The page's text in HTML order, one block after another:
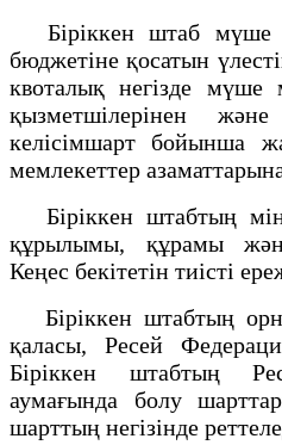
Біріккен штаб мүше
бюджетіне қосатын
квоталық негізде мүше
қызметшілерінен
келісімшарт бойынша
мемлекеттер
Біріккен штабтың
құрылымы, құрамы
Кеңес бекітетін тиісті
Біріккен штабтың
қаласы, Ресей
Біріккен штабтың
аумағында болу
шарттың негізінде